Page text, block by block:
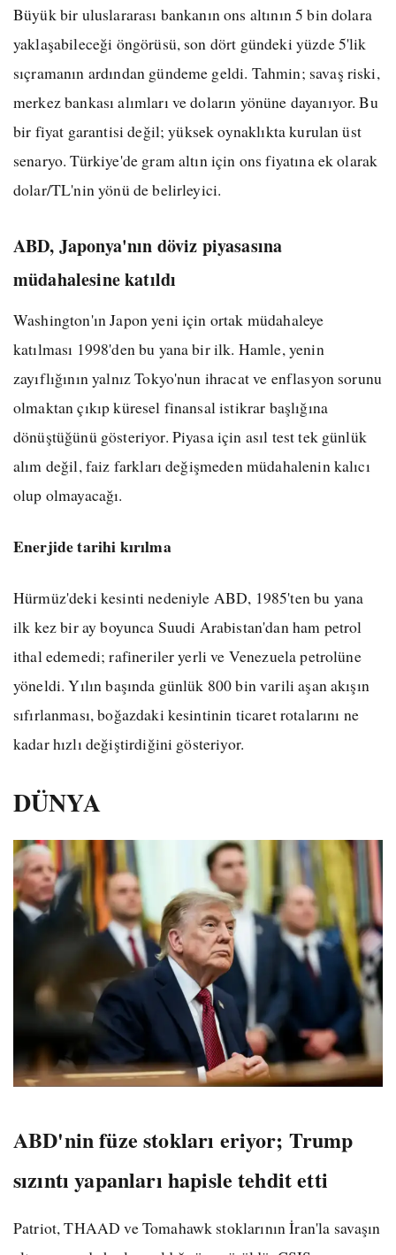
Büyük bir uluslararası bankanın ons altının 5 bin dolara
yaklaşabileceği öngörüsü, son dört gündeki yüzde 5'lik
sıçramanın ardından gündeme geldi. Tahmin; savaş riski,
merkez bankası alımları ve doların yönüne dayanıyor. Bu
bir fiyat garantisi değil; yüksek oynaklıkta kurulan üst
senaryo. Türkiye'de gram altın için ons fiyatına ek olarak
dolar/TL'nin yönü de belirleyici.
ABD, Japonya'nın döviz piyasasına
müdahalesine katıldı
Washington'ın Japon yeni için ortak müdahaleye
katılması 1998'den bu yana bir ilk. Hamle, yenin
zayıflığının yalnız Tokyo'nun ihracat ve enflasyon sorunu
olmaktan çıkıp küresel finansal istikrar başlığına
dönüştüğünü gösteriyor. Piyasa için asıl test tek günlük
alım değil, faiz farkları değişmeden müdahalenin kalıcı
olup olmayacağı.
Enerjide tarihi kırılma
Hürmüz'deki kesinti nedeniyle ABD, 1985'ten bu yana
ilk kez bir ay boyunca Suudi Arabistan'dan ham petrol
ithal edemedi; rafineriler yerli ve Venezuela petrolüne
yöneldi. Yılın başında günlük 800 bin varili aşan akışın
sıfırlanması, boğazdaki kesintinin ticaret rotalarını ne
kadar hızlı değiştirdiğini gösteriyor.
DÜNYA
ABD'nin füze stokları eriyor; Trump
sızıntı yapanları hapisle tehdit etti
Patriot, THAAD ve Tomahawk stoklarının İran'la savaşın